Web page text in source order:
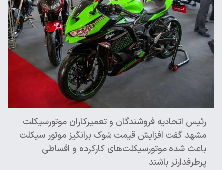
رئیس اتحادیه فروشندگان و تعمیرکاران موتورسیکلت
مشهد گفت افزایش قیمت شوک برانگیز موتور سیکلت
باعث شده موتورسیکلت‌های کارکرده و اقساطی
پرطرفدارتر باشند